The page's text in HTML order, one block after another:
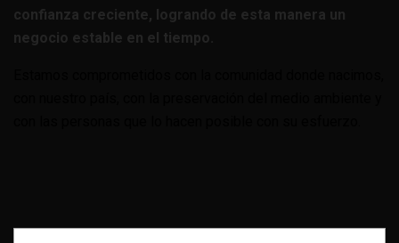
confianza creciente, logrando de esta manera un
negocio estable en el tiempo.